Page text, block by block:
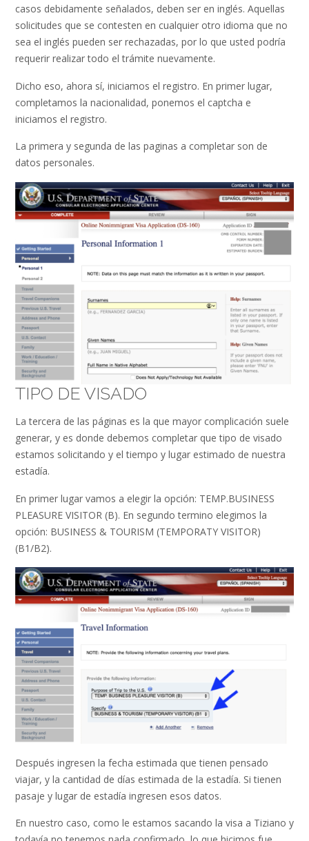
casos debidamente señalados, deben ser en inglés. Aquellas
solicitudes que se contesten en cualquier otro idioma que no
sea el inglés pueden ser rechazadas, por lo que usted podría
requerir realizar todo el trámite nuevamente.
Dicho eso, ahora sí, iniciamos el registro. En primer lugar,
completamos la nacionalidad, ponemos el captcha e
iniciamos el registro.
La primera y segunda de las paginas a completar son de
datos personales.
TIPO DE VISADO
La tercera de las páginas es la que mayor complicación suele
generar, y es donde debemos completar que tipo de visado
estamos solicitando y el tiempo y lugar estimado de nuestra
estadía.
En primer lugar vamos a elegir la opción: TEMP.BUSINESS
PLEASURE VISITOR (B). En segundo termino elegimos la
opción: BUSINESS & TOURISM (TEMPORATY VISITOR)
(B1/B2).
Después ingresen la fecha estimada que tienen pensado
viajar, y la cantidad de días estimada de la estadía. Si tienen
pasaje y lugar de estadía ingresen esos datos.
En nuestro caso, como le estamos sacando la visa a Tiziano y